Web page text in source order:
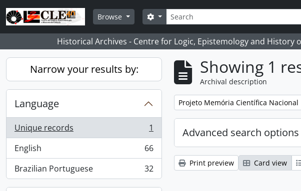
Skip to main content
Browse
Search
Search options
Historical Archives - Centre for Logic, Epistemology and History
Narrow your results by:
Language
Unique records
, 1 results
1
English
, 66 results
66
Brazilian Portuguese
, 32 results 32
Showing 1
Archival description
Remove filter:
Projeto Memória Científica Nacional
Advanced search options
Print preview Card view